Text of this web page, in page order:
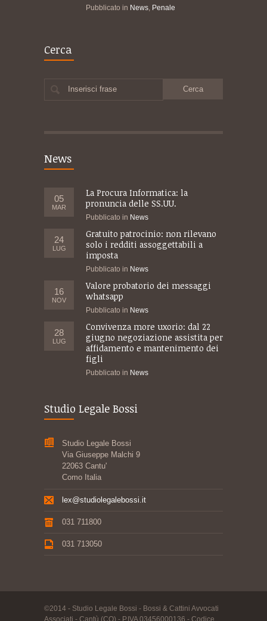
Pubblicato in News, Penale
Cerca
Inserisci frase
News
05
MAR
La Procura Informatica: la
pronuncia delle SS.UU.
Pubblicato in News
24
LUG
Gratuito patrocinio: non rilevano
solo i redditi assoggettabili a
imposta
Pubblicato in News
16
NOV
Valore probatorio dei messaggi
whatsapp
Pubblicato in News
28
LUG
Convivenza more uxorio: dal 22
giugno negoziazione assistita per
affidamento e mantenimento dei
figli
Pubblicato in News
Studio Legale Bossi
Studio Legale Bossi
Via Giuseppe Malchi 9
22063 Cantu'
Como Italia
lex@studiolegalebossi.it
031 711800
031 713050
©2014 - Studio Legale Bossi - Bossi & Cattini Avvocati
Associati - Cantù (CO) - P.IVA 03456000136 - Codice